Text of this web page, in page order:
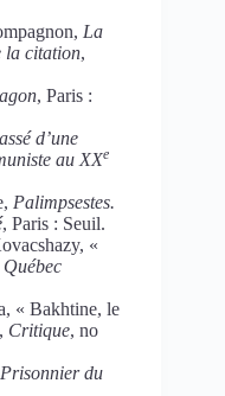
La
la citation,
, Paris :
d’une
au XXe
Palimpsestes.
, Paris : Seuil.
«
Québec
« Bakhtine, le
Critique, no
Prisonnier du